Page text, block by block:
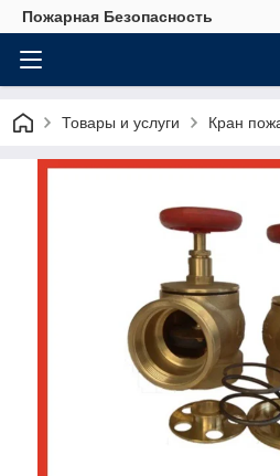
Пожарная Безопасность
Товары и услуги Кран